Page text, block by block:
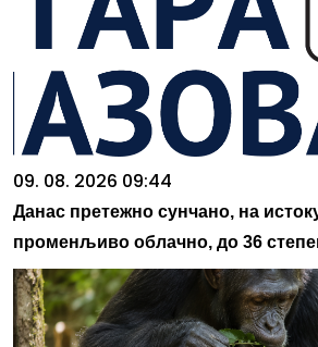
09. 08. 2026 09:44
Данас претежно сунчано, на
променљиво облачно, до 36